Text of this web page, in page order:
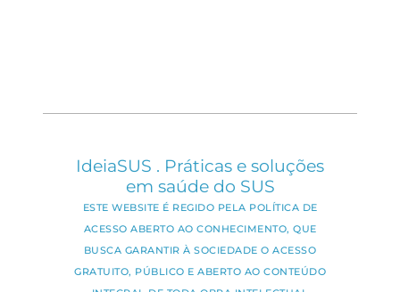
IdeiaSUS . Práticas e soluções
em saúde do SUS
ESTE WEBSITE É REGIDO PELA POLÍTICA DE
ACESSO ABERTO AO CONHECIMENTO, QUE
BUSCA GARANTIR À SOCIEDADE O ACESSO
GRATUITO, PÚBLICO E ABERTO AO CONTEÚDO